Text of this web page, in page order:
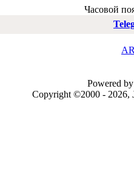
Часовой
Powered
Copyright ©2000 - 2026,